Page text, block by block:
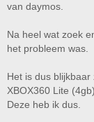
van daymos.
Na heel wat zoek
het probleem was.
Het is dus
XBOX360 Lite (4gb)
Deze heb ik dus.